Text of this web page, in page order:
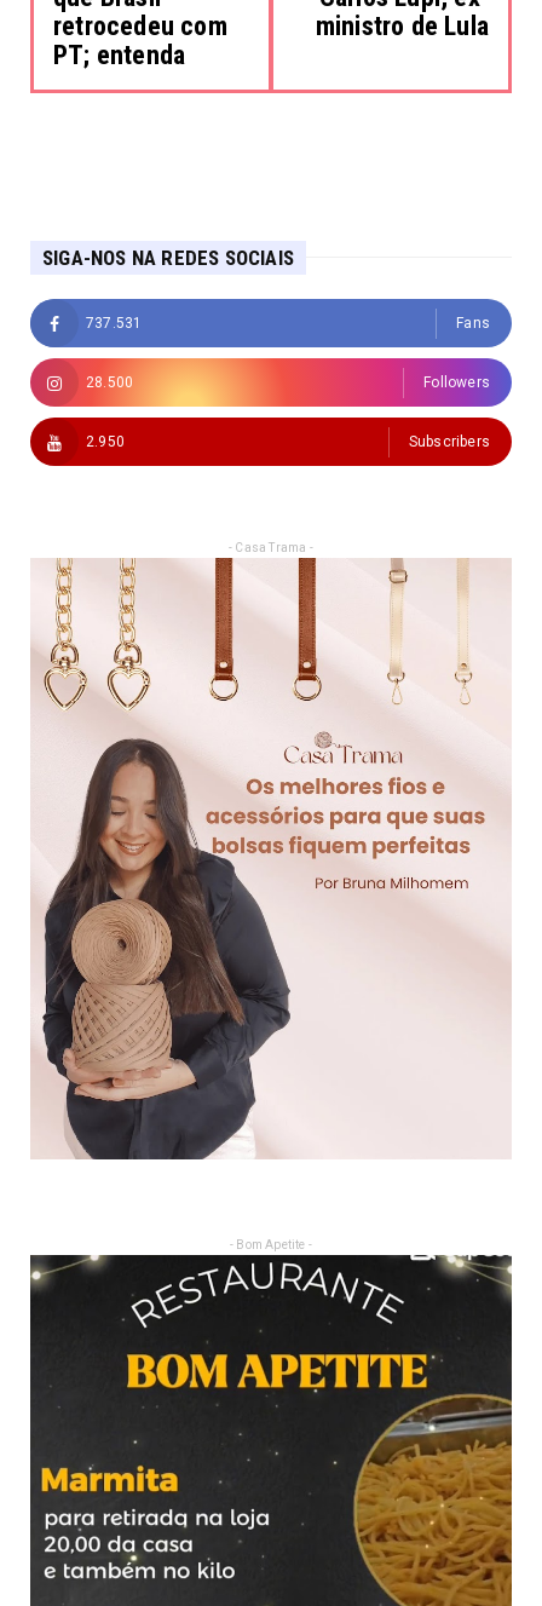
retrocedeu com
PT; entenda
ministro de Lula
SIGA-NOS NA REDES SOCIAIS
737.531 Fans
28.500 Followers
2.950 Subscribers
- Casa Trama -
- Bom Apetite -